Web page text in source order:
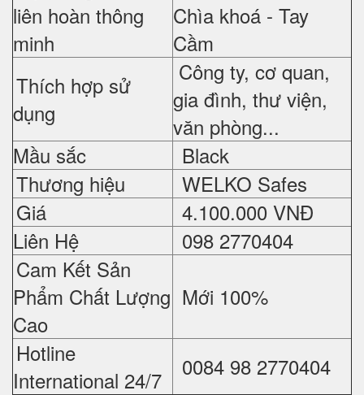
liên hoàn thông
minh
Chìa khoá - Tay
Cầm
Thích hợp sử
dụng
Công ty, cơ quan,
gia đình, thư viện,
văn phòng...
Mầu sắc
Black
Thương hiệu
WELKO Safes
Giá
4.100.000 VNĐ
Liên Hệ
098 2770404
Cam Kết Sản
Phẩm Chất Lượng
Cao
Mới 100%
Hotline
International 24/7
0084 98 2770404